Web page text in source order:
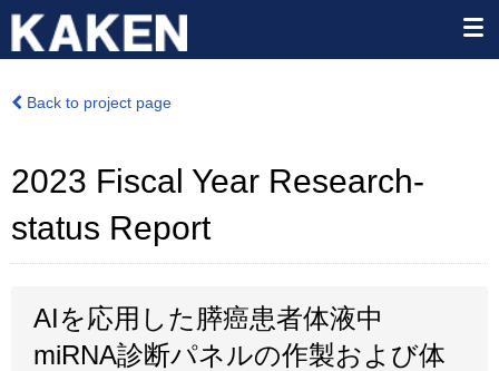
Back to project page
2023 Fiscal Year Research-
status Report
AIを応用した膵癌患者体液中
miRNA診断パネルの作製および体